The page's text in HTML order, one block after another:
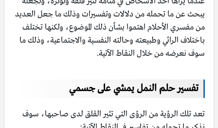
يبحث عن ما تحمله من دلالات وتفسيرات وذلك ما جعل العديد
من مفسري الأحلام اهتموا بشأن ذلك الموضوع، ولكنها تختلف
باختلاف الرائي وطبيعته وحالته النفسية والاجتماعية، وذلك ما
سوف نعرضه من خلال النقاط الآتية.
تفسير حلم النمل يمشي على جسمي
تعد تلك الرؤية من الرؤى التي تثير القلق لدى صاحبها، سوف